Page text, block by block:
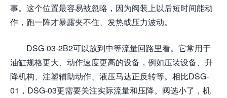
事。这个位置最容易被忽略，因为阀装上以后短时间能动
作，跑一阵才暴露夹不住、发热或压力波动。
DSG-03-2B2可以放到中等流量回路里看。它常用于
油缸规格更大、动作速度更高的设备，例如压装设备、升
降机构、注塑辅助动作、液压马达正反转等。相比DSG-
01，DSG-03更需要关注实际流量和压降。阀选小了，机